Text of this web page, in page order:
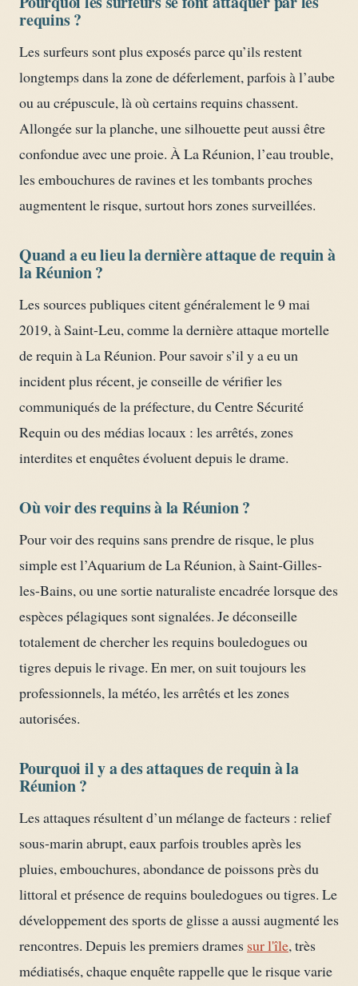
requins ?
Les surfeurs sont plus exposés parce qu’ils restent
longtemps dans la zone de déferlement, parfois à l’aube
ou au crépuscule, là où certains requins chassent.
Allongée sur la planche, une silhouette peut aussi être
confondue avec une proie. À La Réunion, l’eau trouble,
les embouchures de ravines et les tombants proches
augmentent le risque, surtout hors zones surveillées.
Quand a eu lieu la dernière attaque de requin à
la Réunion ?
Les sources publiques citent généralement le 9 mai
2019, à Saint-Leu, comme la dernière attaque mortelle
de requin à La Réunion. Pour savoir s’il y a eu un
incident plus récent, je conseille de vérifier les
communiqués de la préfecture, du Centre Sécurité
Requin ou des médias locaux : les arrêtés, zones
interdites et enquêtes évoluent depuis le drame.
Où voir des requins à la Réunion ?
Pour voir des requins sans prendre de risque, le plus
simple est l’Aquarium de La Réunion, à Saint-Gilles-
les-Bains, ou une sortie naturaliste encadrée lorsque des
espèces pélagiques sont signalées. Je déconseille
totalement de chercher les requins bouledogues ou
tigres depuis le rivage. En mer, on suit toujours les
professionnels, la météo, les arrêtés et les zones
autorisées.
Pourquoi il y a des attaques de requin à la
Réunion ?
Les attaques résultent d’un mélange de facteurs : relief
sous-marin abrupt, eaux parfois troubles après les
pluies, embouchures, abondance de poissons près du
littoral et présence de requins bouledogues ou tigres. Le
développement des sports de glisse a aussi augmenté les
rencontres. Depuis les premiers drames sur l'île, très
médiatisés, chaque enquête rappelle que le risque varie